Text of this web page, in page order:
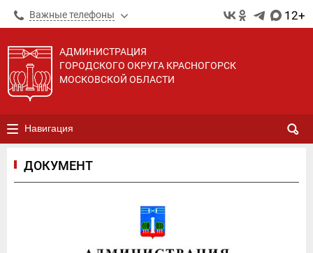
Важные телефоны 12+
АДМИНИСТРАЦИЯ
ГОРОДСКОГО ОКРУГА КРАСНОГОРСК
МОСКОВСКОЙ ОБЛАСТИ
Навигация
ДОКУМЕНТ